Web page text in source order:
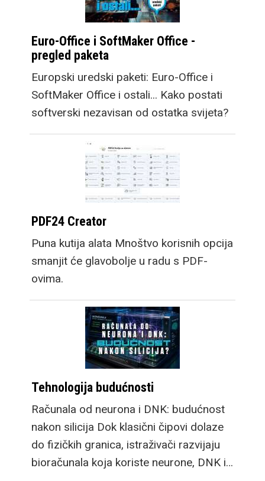
Euro-Office i SoftMaker Office -
pregled paketa
Europski uredski paketi: Euro-Office i
SoftMaker Office i ostali... Kako postati
softverski nezavisan od ostatka svijeta?
PDF24 Creator
Puna kutija alata Mnoštvo korisnih opcija
smanjit će glavobolje u radu s PDF-
ovima.
Tehnologija budućnosti
Računala od neurona i DNK: budućnost
nakon silicija Dok klasični čipovi dolaze
do fizičkih granica, istraživači razvijaju
bioračunala koja koriste neurone, DNK i…